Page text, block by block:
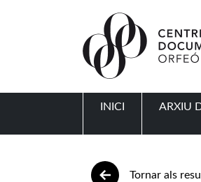
INICI ARXIU
Tornar als